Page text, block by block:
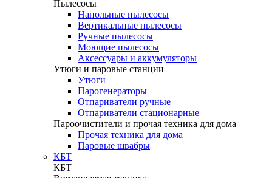
Пылесосы
Напольные пылесосы
Вертикальные пылесосы
Ручные пылесосы
Моющие пылесосы
Аксессуары и аккумуляторы
Утюги и паровые станции
Утюги
Парогенераторы
Отпариватели ручные
Отпариватели стационарные
Пароочистители и прочая техника для дома
Прочая техника для дома
Паровые швабры
КБТ
КБТ